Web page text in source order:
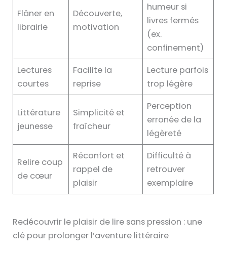
Flâner en
librairie
Découverte,
motivation
humeur si
livres fermés
(ex.
confinement)
Lectures
courtes
Facilite la
reprise
Lecture parfois
trop légère
Littérature
jeunesse
Simplicité et
fraîcheur
Perception
erronée de la
légèreté
Relire coup
de cœur
Réconfort et
rappel de
plaisir
Difficulté à
retrouver
exemplaire
Redécouvrir le plaisir de lire sans pression : une
clé pour prolonger l’aventure littéraire